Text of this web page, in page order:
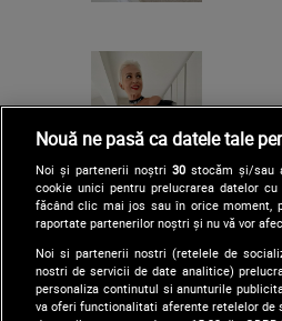
Nouă ne pasă ca datele tale
Noi și partenerii noștri 30stocăm și/sau
cookie unici pentru prelucrarea datelor
făcând clic mai jos sau în orice moment,
raportate partenerilor noștri și nu vă vor
Noi si partenerii nostri (retelele de
nostri de servicii de date analitice)
personaliza continutul si anunturile
va oferi functionalitati aferente retelelor de